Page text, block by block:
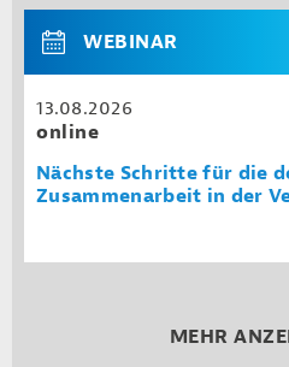
WEBINAR
13.08.2026
online
Nächste Schritte für die
Zusammenarbeit in der
MEHR